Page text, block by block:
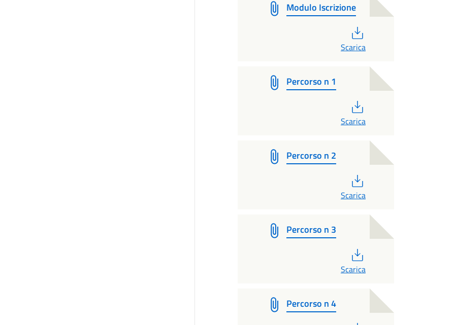
Modulo Iscrizione
Scarica
Percorso n 1
Scarica
Percorso n 2
Scarica
Percorso n 3
Scarica
Percorso n 4